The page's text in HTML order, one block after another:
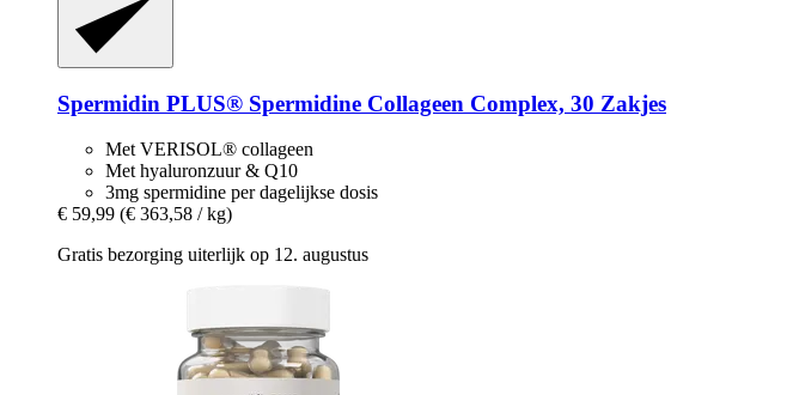
Spermidin PLUS® Spermidine Collageen Complex, 30 Zakjes
Met VERISOL® collageen
Met hyaluronzuur & Q10
3mg spermidine per dagelijkse dosis
€ 59,99 (€ 363,58 / kg)
Gratis bezorging uiterlijk op 12. augustus